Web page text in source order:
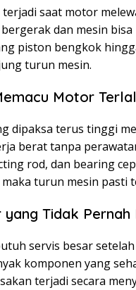
saat motor
dan mesin
piston bengkok
turun mesin.
Motor
dipaksa terus tinggi
berat tanpa
rod, dan bearing
turun mesin pasti
yang Tidak
servis besar
komponen yang
terjadi secara